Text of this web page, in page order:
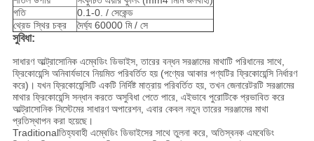
গতি
0.1-0. / সেকেন্ড
থ্রেড স্থির চক্র
দৈর্ঘ্য 60000 মি / সে
সুবিধা:
সাধারণ আল্ট্রাসোনিক এম্বেডিং ডিভাইস, তারের বন্ধন সরঞ্জামের মাথাটি পরিধানের সাথে,
ফ্রিকোয়েন্সি অনিবার্যভাবে নিয়মিত পরিবর্তিত হয় (পণ্যের আকার পণ্যটির ফ্রিকোয়েন্সি নির্ধারণ
করে)। যখন ফ্রিকোয়েন্সিটি একটি নির্দিষ্ট মাত্রায় পরিবর্তিত হয়, তখন জেনারেটরটি সরঞ্জামের
মাথার ফ্রিকোয়েন্সি সন্ধান করতে অসুবিধা পেতে পারে, এইভাবে পুরোটিকে প্রভাবিত করে
আল্ট্রাসোনিক সিস্টেমের সাধারণ অপারেশন, এবার কেবল নতুন তারের সরঞ্জামের মাথা
প্রতিস্থাপন করা হয়েছে।
Traditionalতিহ্যবাহী এম্বেডিং ডিভাইসের সাথে তুলনা করে, অতিস্বনক এমবেডিং